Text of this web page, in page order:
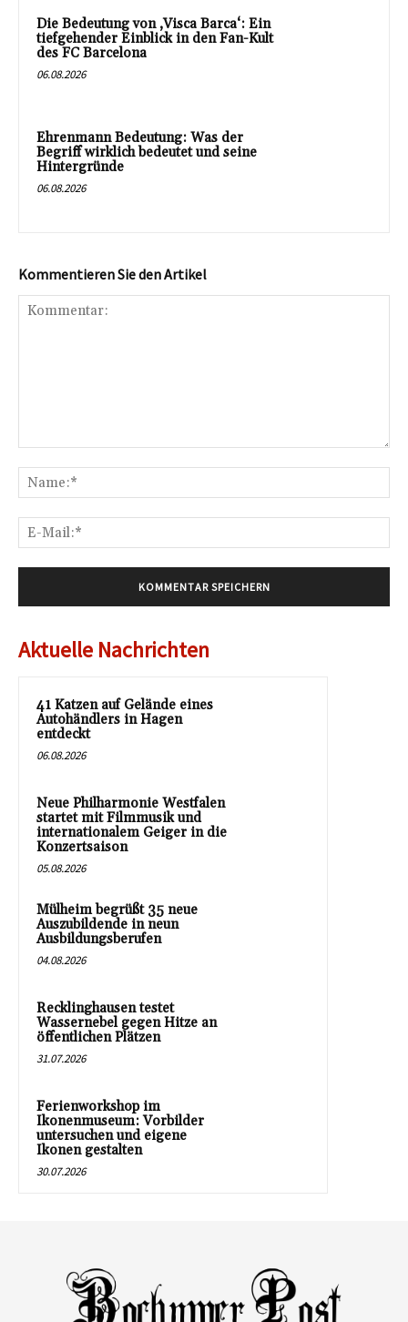
Die Bedeutung von ‚Visca Barca‘: Ein
tiefgehender Einblick in den Fan-Kult
des FC Barcelona
06.08.2026
Ehrenmann Bedeutung: Was der
Begriff wirklich bedeutet und seine
Hintergründe
06.08.2026
Kommentieren Sie den Artikel
Aktuelle Nachrichten
41 Katzen auf Gelände eines
Autohändlers in Hagen
entdeckt
06.08.2026
Neue Philharmonie Westfalen
startet mit Filmmusik und
internationalem Geiger in die
Konzertsaison
05.08.2026
Mülheim begrüßt 35 neue
Auszubildende in neun
Ausbildungsberufen
04.08.2026
Recklinghausen testet
Wassernebel gegen Hitze an
öffentlichen Plätzen
31.07.2026
Ferienworkshop im
Ikonenmuseum: Vorbilder
untersuchen und eigene
Ikonen gestalten
30.07.2026